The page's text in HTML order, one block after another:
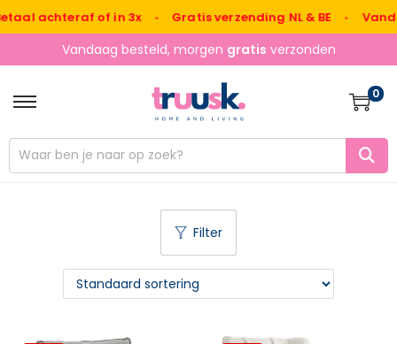
of in 3x • Gratis verzending NL & BE • Vandaag
Vandaag besteld, morgen gratis verzonden
0
Filter